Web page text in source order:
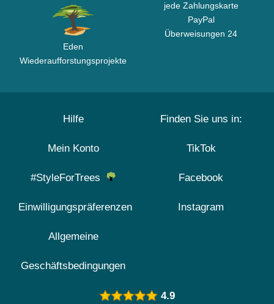
Eden
Wiederaufforstungsprojekte
jede Zahlungskarte
PayPal
Überweisungen 24
Hilfe
Mein Konto
#StyleForTrees
Einwilligungspräferenzen
Allgemeine
Geschäftsbedingungen
Finden Sie uns in:
TikTok
Facebook
Instagram
4.9